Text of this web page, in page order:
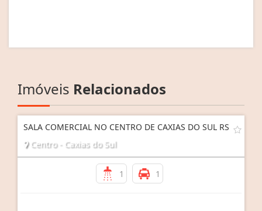
Imóveis Relacionados
SALA COMERCIAL NO CENTRO DE CAXIAS DO SUL RS
Centro - Caxias do Sul
1 1